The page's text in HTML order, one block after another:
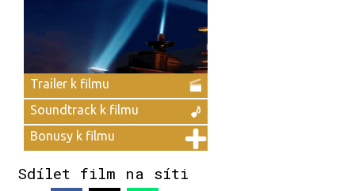
Trailer k filmu
Soundtrack k filmu
Bonusy k filmu
Sdílet film na síti